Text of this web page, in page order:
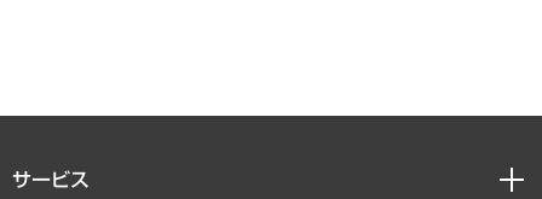
サービス